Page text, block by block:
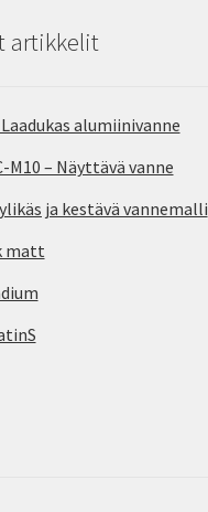
artikkelit
alumiinivanne
M10 – Näyttävä vanne
ja kestävä vannemalli
matt